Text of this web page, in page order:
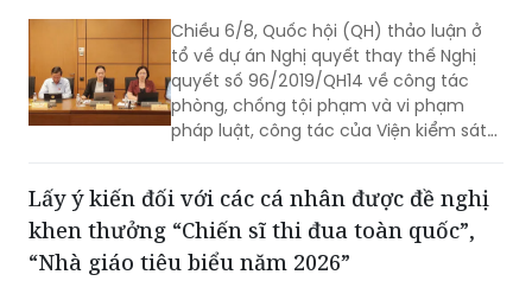
Chiều 6/8, Quốc hội (QH) thảo luận ở
tổ về dự án Nghị quyết thay thế Nghị
quyết số 96/2019/QH14 về công tác
phòng, chống tội phạm và vi phạm
pháp luật, công tác của Viện kiểm sát
Lấy ý kiến đối với các cá nhân được đề nghị
khen thưởng “Chiến sĩ thi đua toàn quốc”,
“Nhà giáo tiêu biểu năm 2026”